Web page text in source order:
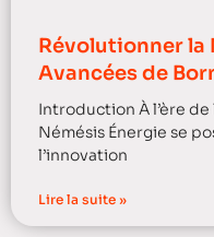
Révolutionner la
Avancées de
Introduction À l’ère
Némésis Énergie se
l’innovation
Lire la suite »